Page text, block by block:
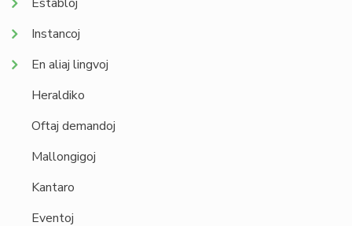
Establoj
Instancoj
En aliaj lingvoj
Heraldiko
Oftaj demandoj
Mallongigoj
Kantaro
Eventoj